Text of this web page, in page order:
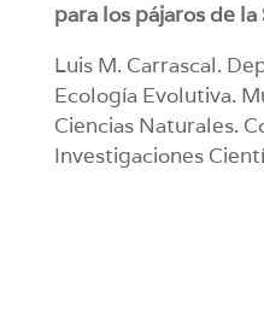
para los pájaros de
Luis M. Carrascal.
Ecología Evolutiva.
Ciencias Naturales.
Investigaciones